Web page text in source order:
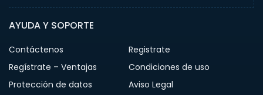
AYUDA Y SOPORTE
Contáctenos
Registrate
Regístrate – Ventajas
Condiciones de uso
Protección de datos
Aviso Legal